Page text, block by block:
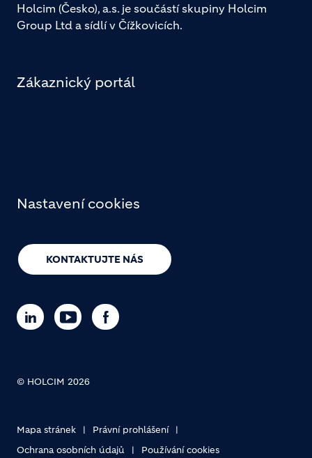
KONTAKTUJTE NÁS
Holcim (Česko), a.s. je součástí skupiny Holcim
Group Ltd a sídlí v Čížkovicích.
Zákaznický portál
Nastavení cookies
Footer bottom
© HOLCIM 2026
Mapa stránek
Právní prohlášení
Ochrana osobních údajů
Používání cookies